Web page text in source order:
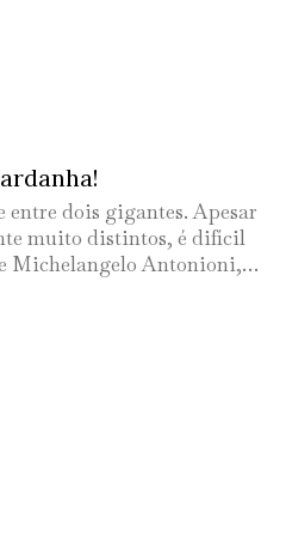
entre dois gigantes. Apesar
muito distintos, é difícil
Michelangelo Antonioni,…